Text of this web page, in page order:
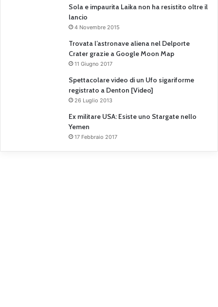
Sola e impaurita Laika non ha resistito oltre il
lancio
4 Novembre 2015
Trovata l’astronave aliena nel Delporte
Crater grazie a Google Moon Map
11 Giugno 2017
Spettacolare video di un Ufo sigariforme
registrato a Denton [Video]
26 Luglio 2013
Ex militare USA: Esiste uno Stargate nello
Yemen
17 Febbraio 2017